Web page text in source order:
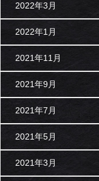
2022年3月
2022年1月
2021年11月
2021年9月
2021年7月
2021年5月
2021年3月